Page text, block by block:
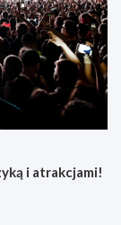
i atrakcjami!